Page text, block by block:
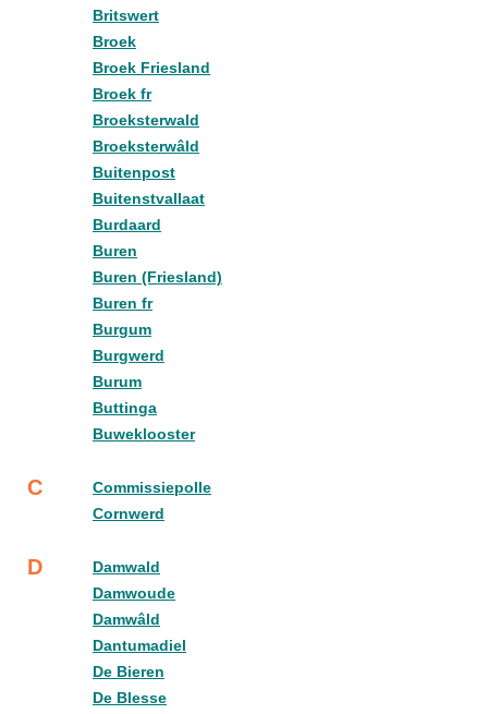
Britswert
Broek
Broek Friesland
Broek fr
Broeksterwald
Broeksterwâld
Buitenpost
Buitenstvallaat
Burdaard
Buren
Buren (Friesland)
Buren fr
Burgum
Burgwerd
Burum
Buttinga
Buweklooster
C
Commissiepolle
Cornwerd
D
Damwald
Damwoude
Damwâld
Dantumadiel
De Bieren
De Blesse